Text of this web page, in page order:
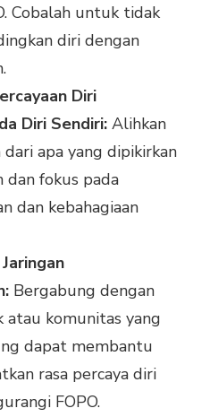
Cobalah untuk tidak
diri dengan
Diri
Diri Sendiri: Alihkan
apa yang dipikirkan
dan fokus pada
dan kebahagiaan
Bergabung dengan
atau komunitas yang
dapat membantu
rasa percaya diri
FOPO.